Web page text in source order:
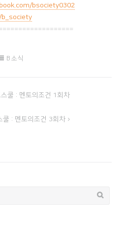
bsociety0302
B 소식
쿨 : 멘토의조건 1회차
쿨 : 멘토의조건 3회차